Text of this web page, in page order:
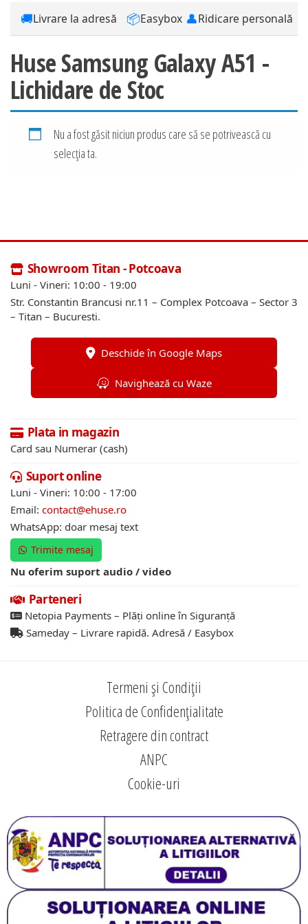
🚚Livrare la adresă 📦Easybox 👤Ridicare personală
Huse Samsung Galaxy A51 -
Lichidare de Stoc
Nu a fost găsit niciun produs care să se potrivească cu
selecția ta.
Showroom Titan - Potcoava
Luni - Vineri: 10:00 - 19:00
Str. Constantin Brancusi nr.11 – Complex Potcoava – Sector 3
– Titan – Bucuresti.
Deschide în Google Maps
Navighează cu Waze
Plata in magazin
Card sau Numerar (cash)
Suport online
Luni - Vineri: 10:00 - 17:00
Email: contact@ehuse.ro
WhatsApp: doar mesaj text
Trimite mesaj
Nu oferim suport audio / video
Parteneri
Netopia Payments – Plăți online în Siguranță
Sameday – Livrare rapidă. Adresă / Easybox
Termeni și Condiții
Politica de Confidențialitate
Retragere din contract
ANPC
Cookie-uri